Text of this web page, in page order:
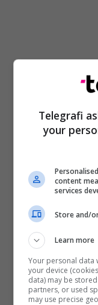
Telegrafi
your
content
services
Store and/
Learn more
Your personal data
your device
data) may be
partners, or used
may use precise